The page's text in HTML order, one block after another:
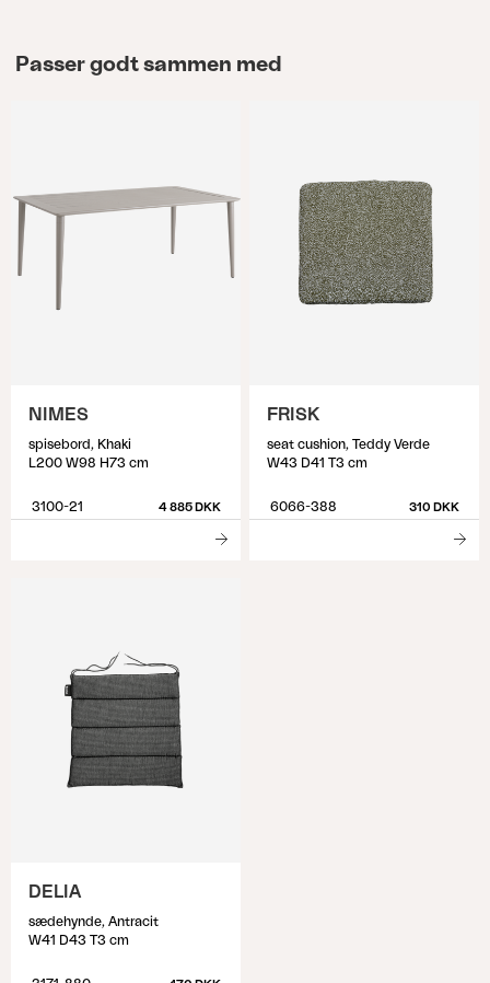
Passer godt sammen med
NIMES
spisebord, Khaki
L200 W98 H73 cm
3100-21 4 885 DKK
FRISK
seat cushion, Teddy Verde
W43 D41 T3 cm
6066-388 310 DKK
DELIA
sædehynde, Antracit
W41 D43 T3 cm